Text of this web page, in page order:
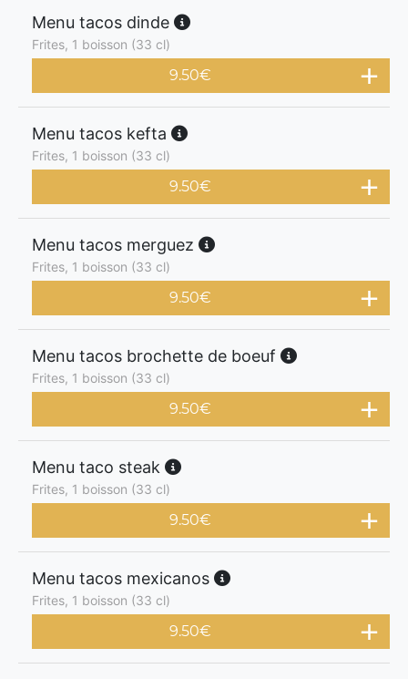
Menu tacos dinde
Frites, 1 boisson (33 cl)
9.50€
Menu tacos kefta
Frites, 1 boisson (33 cl)
9.50€
Menu tacos merguez
Frites, 1 boisson (33 cl)
9.50€
Menu tacos brochette de boeuf
Frites, 1 boisson (33 cl)
9.50€
Menu taco steak
Frites, 1 boisson (33 cl)
9.50€
Menu tacos mexicanos
Frites, 1 boisson (33 cl)
9.50€